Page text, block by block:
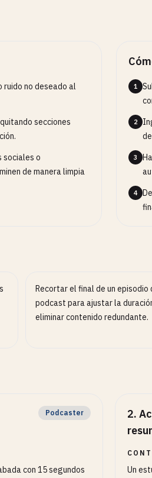
ruido no deseado al
secciones
sociales o
de manera limpia
1
2
3
4
Recortar el final de un episodio
podcast para ajustar la
eliminar contenido redundante.
Podcaster
con 15 segundos
2.
Un